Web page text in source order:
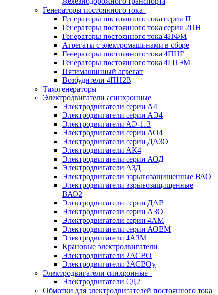
Генераторы постоянного тока
Генераторы постоянного тока серии П
Генераторы постоянного тока серии 2ПН
Генераторы постоянного тока 4ПФМ
Агрегаты с электромашинами в сборе
Генераторы постоянного тока 4ПНГ
Генераторы постоянного тока 4ГПЭМ
Пятимашинный агрегат
Возбудители 4ПН2В
Тахогенераторы
Электродвигатели асинхронные
Электродвигатели серии А4
Электродвигатели серии АЭ4
Электродвигатели АЭ-113
Электродвигатели серии АО4
Электродвигатели серии ДАЗО
Электродвигатели АК4
Электродвигатели серии АОД
Электродвигатели АЗД
Электродвигатели взрывозащищенные ВАО
Электродвигатели взрывозащищенные
ВАО2
Электродвигатели серии ДАВ
Электродвигатели серии АЗО
Электродвигатели серии 4АМ
Электродвигатели серии АОВМ
Электродвигатели 4АЗМ
Крановые электродвигатели
Электродвигатели 2АСВО
Электродвигатели 2АСВОу
Электродвигатели синхронные
Электродвигатели СД2
Обмотки для электродвигателей постоянного тока